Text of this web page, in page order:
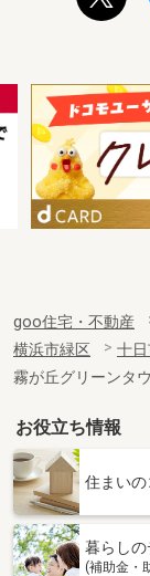
goo住宅・不動産
横浜市緑区
十
霧が丘グリーンタ
お役立ち情報
住まいの
暮らしの
(補助金・